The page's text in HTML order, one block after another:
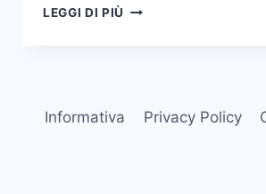
LEGGI DI PIÙ MARC
MEDIEVALE
Informativa Privacy Policy